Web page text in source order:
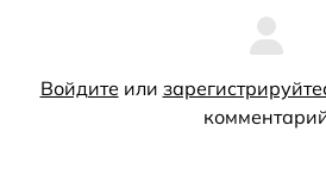
Войдите или